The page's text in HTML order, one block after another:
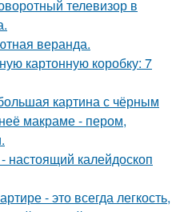
телевизор в
веранда.
картонную коробку: 7
картина с чёрным
макраме - пером,
настоящий калейдоскоп
- это всегда легкость,